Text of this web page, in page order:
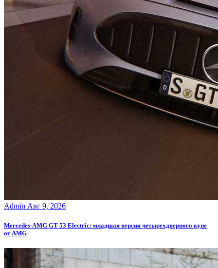
Admin Авг 9, 2026
Mercedes-AMG GT 53 Electric: младшая версия четырехдверного купе
от AMG